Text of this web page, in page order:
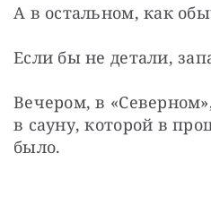
А в остальном, как
Если бы не детали,
Вечером, в
в сауну, которой в
было.